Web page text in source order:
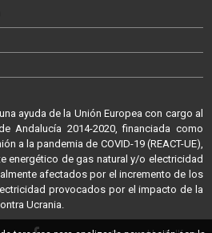
ayuda de la Unión Europea con cargo al
Andalucía 2014-2020, financiada como
a la pandemia de COVID-19 (REACT-UE),
energético de gas natural y/o electricidad
afectados por el incremento de los
provocados por el impacto de la
Ucrania.